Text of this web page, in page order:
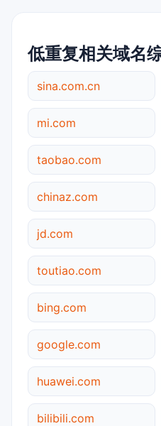
低重复相关域名
sina.com.cn
mi.com
taobao.com
chinaz.com
jd.com
toutiao.com
bing.com
google.com
huawei.com
bilibili.com